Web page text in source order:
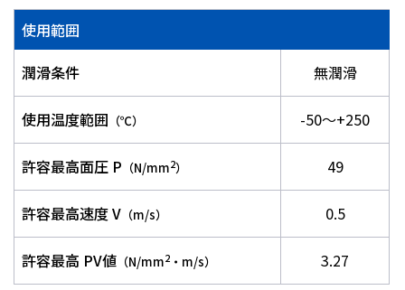
使用範囲
潤滑条件
無潤滑
使用温度範囲 （℃） -50～+250
許容最高面圧 P （N/mm2） 49
許容最高速度 V （m/s） 0.5
許容最高 PV値 （N/mm2 ・m/s） 3.27